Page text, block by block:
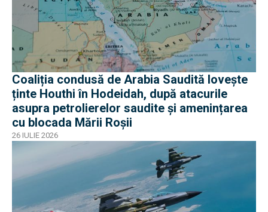
Coaliția condusă de Arabia Saudită lovește
ținte Houthi în Hodeidah, după atacurile
asupra petrolierelor saudite și amenințarea
cu blocada Mării Roșii
26 IULIE 2026